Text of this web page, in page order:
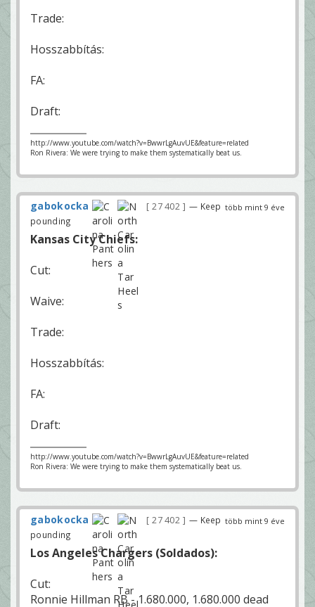
Trade:
Hosszabbítás:
FA:
Draft:
http://www.youtube.com/watch?v=BwwrLgAuvUE&feature=related
Ron Rivera: We were trying to make them systematically beat us.
több mint 9 éve
gabokocka 27 402
— Keep
pounding
Kansas City Chiefs:
Cut:
Waive:
Trade:
Hosszabbítás:
FA:
Draft:
http://www.youtube.com/watch?v=BwwrLgAuvUE&feature=related
Ron Rivera: We were trying to make them systematically beat us.
több mint 9 éve
gabokocka 27 402
— Keep
pounding
Los Angeles Chargers (Soldados):
Cut:
Ronnie Hillman RB - 1.680.000, 1.680.000 dead